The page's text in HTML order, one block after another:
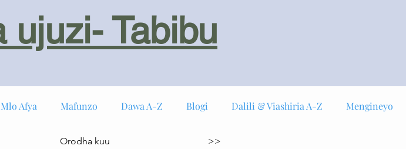
ujuzi- Tabibu
Mlo Afya Mafunzo Dawa A-Z Blogi Dalili & Viashiria A-Z Mengineyo
Orodha kuu >>